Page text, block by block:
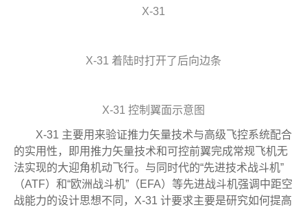
X-31
X-31 着陆时打开了后向边条
X-31 控制翼面示意图
X-31 主要用来验证推力矢量技术与高级飞控系统配合
的实用性，即用推力矢量技术和可控前翼完成常规飞机无
法实现的大迎角机动飞行。与同时代的“先进技术战斗机”
（ATF）和“欧洲战斗机”（EFA）等先进战斗机强调中距空
战能力的设计思想不同，X-31 计要求主要是研究如何提高